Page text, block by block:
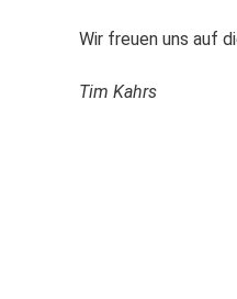
Wir freuen uns auf
Tim Kahrs